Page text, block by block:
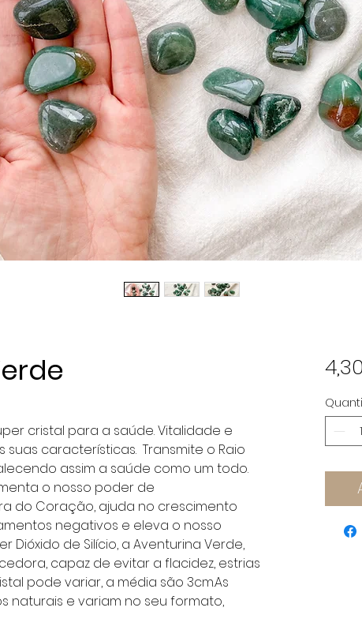
cristal para a saúde. Vitalidade e
características.  Transmite o Raio
assim a saúde como um todo.
o nosso poder de
do Coração, ajuda no crescimento
negativos e eleva o nosso
Dióxido de Silício, a Aventurina Verde,
capaz de evitar a flacidez, estrias
pode variar, a média são 3cm.As
naturais e variam no seu formato,